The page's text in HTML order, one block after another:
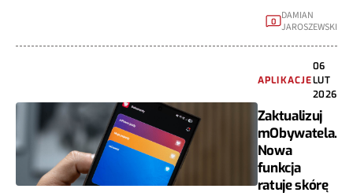
0
DAMIAN
JAROSZEWSKI
APLIKACJE
06
LUT
2026
Zaktualizuj
mObywatela.
Nowa
funkcja
ratuje skórę